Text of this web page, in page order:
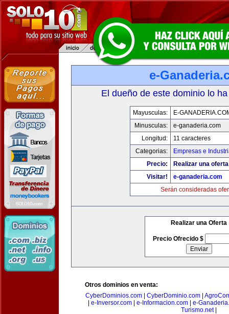
e-
El dueño de este dominio lo
Mayusculas:
E-
Minusculas:
e-ganaderia.com
Longitud:
11 caracteres
Categorias:
Empresas e
Precio:
Realizar una
Visitar!
e-ganaderia.com
Serán consideradas
Realizar una Oferta
Precio Ofrecido $
Otros dominios en venta:
CyberDominios.com| CyberDominio.com|
e-Inversor.com| e-Informacion.com| e-
Turismo.net|